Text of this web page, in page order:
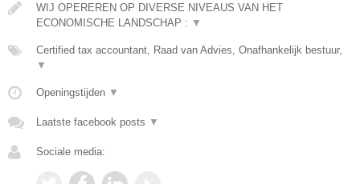
WIJ OPEREREN OP DIVERSE NIVEAUS VAN HET
ECONOMISCHE LANDSCHAP : ▼
Certified tax accountant, Raad van Advies, Onafhankelijk bestuur,
▼
Openingstijden ▼
Laatste facebook posts ▼
Sociale media: